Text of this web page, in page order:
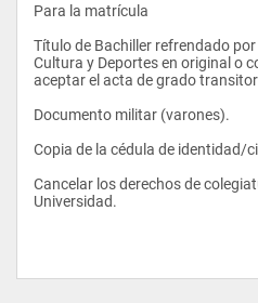
Para la matrícula
Título de Bachiller refrendado
Cultura y Deportes en original o
aceptar el acta de grado
Documento militar (varones).
Copia de la cédula de identidad/
Cancelar los derechos de
Universidad.